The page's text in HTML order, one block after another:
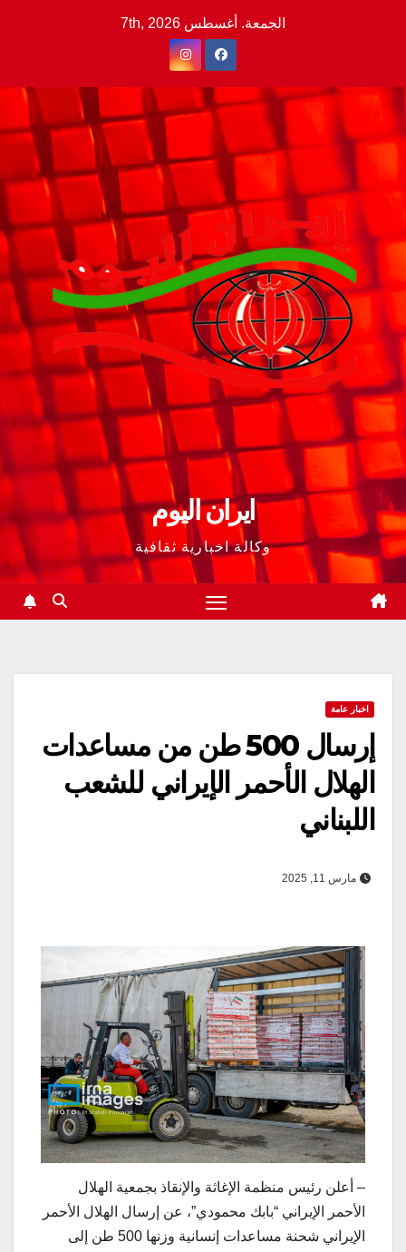
الجمعة. أغسطس 7th, 2026
ايران اليوم
وكالة اخبارية ثقافية
اخبار عامة
إرسال 500 طن من مساعدات
الهلال الأحمر الإيراني للشعب
اللبناني
مارس 11, 2025
– أعلن رئيس منظمة الإغاثة والإنقاذ بجمعية الهلال
الأحمر الإيراني “بابك محمودي”، عن إرسال الهلال الأحمر
الإيراني شحنة مساعدات إنسانية وزنها 500 طن إلى